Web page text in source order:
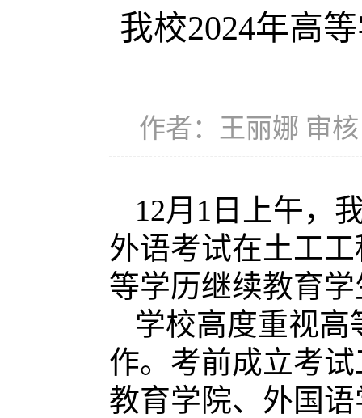
我校2024年高
作者：王丽娜 审
12月1日上午，
外语考试在土工
等学历继续教育
学校高度重视
作。考前成立考
教育学院、外国